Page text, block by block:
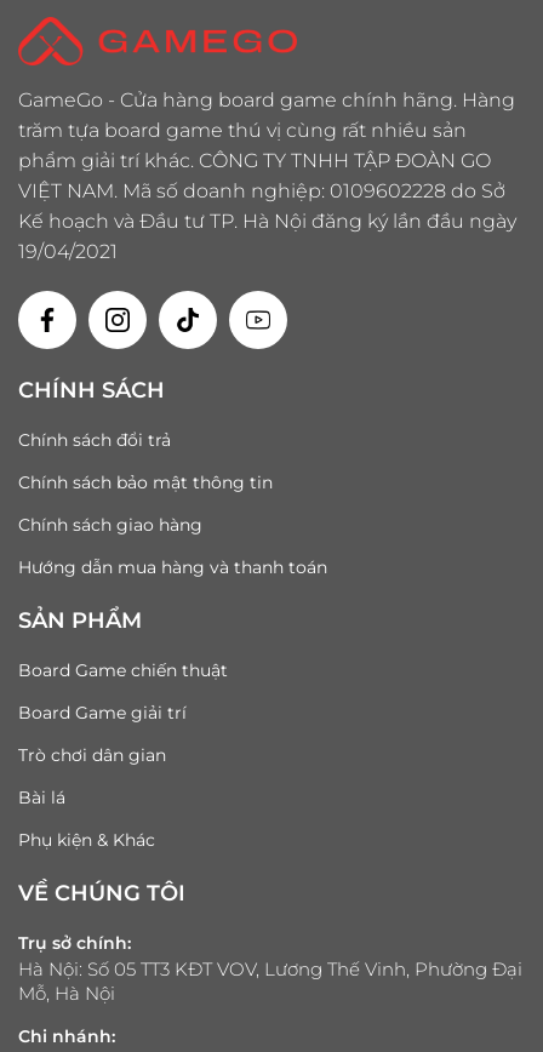
GameGo - Cửa hàng board game chính hãng. Hàng
trăm tựa board game thú vị cùng rất nhiều sản
phẩm giải trí khác. CÔNG TY TNHH TẬP ĐOÀN GO
VIỆT NAM. Mã số doanh nghiệp: 0109602228 do Sở
Kế hoạch và Đầu tư TP. Hà Nội đăng ký lần đầu ngày
19/04/2021
CHÍNH SÁCH
Chính sách đổi trả
Chính sách bảo mật thông tin
Chính sách giao hàng
Hướng dẫn mua hàng và thanh toán
SẢN PHẨM
Board Game chiến thuật
Board Game giải trí
Trò chơi dân gian
Bài lá
Phụ kiện & Khác
VỀ CHÚNG TÔI
Trụ sở chính:
Hà Nội: Số 05 TT3 KĐT VOV, Lương Thế Vinh, Phường Đại
Mỗ, Hà Nội
Chi nhánh: